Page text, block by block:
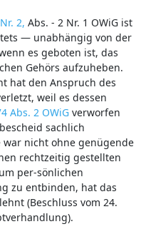
2, Abs. - 2 Nr. 1 OWiG ist
— unabhängig von der
es geboten ist, das
Gehörs aufzuheben.
hat den Anspruch des
weil es dessen
Abs. 2 OWiGverworfen
sachlich
nicht ohne genügende
rechtzeitig gestellten
per-sönlichen
zu entbinden, hat das
(Beschluss vom 24.